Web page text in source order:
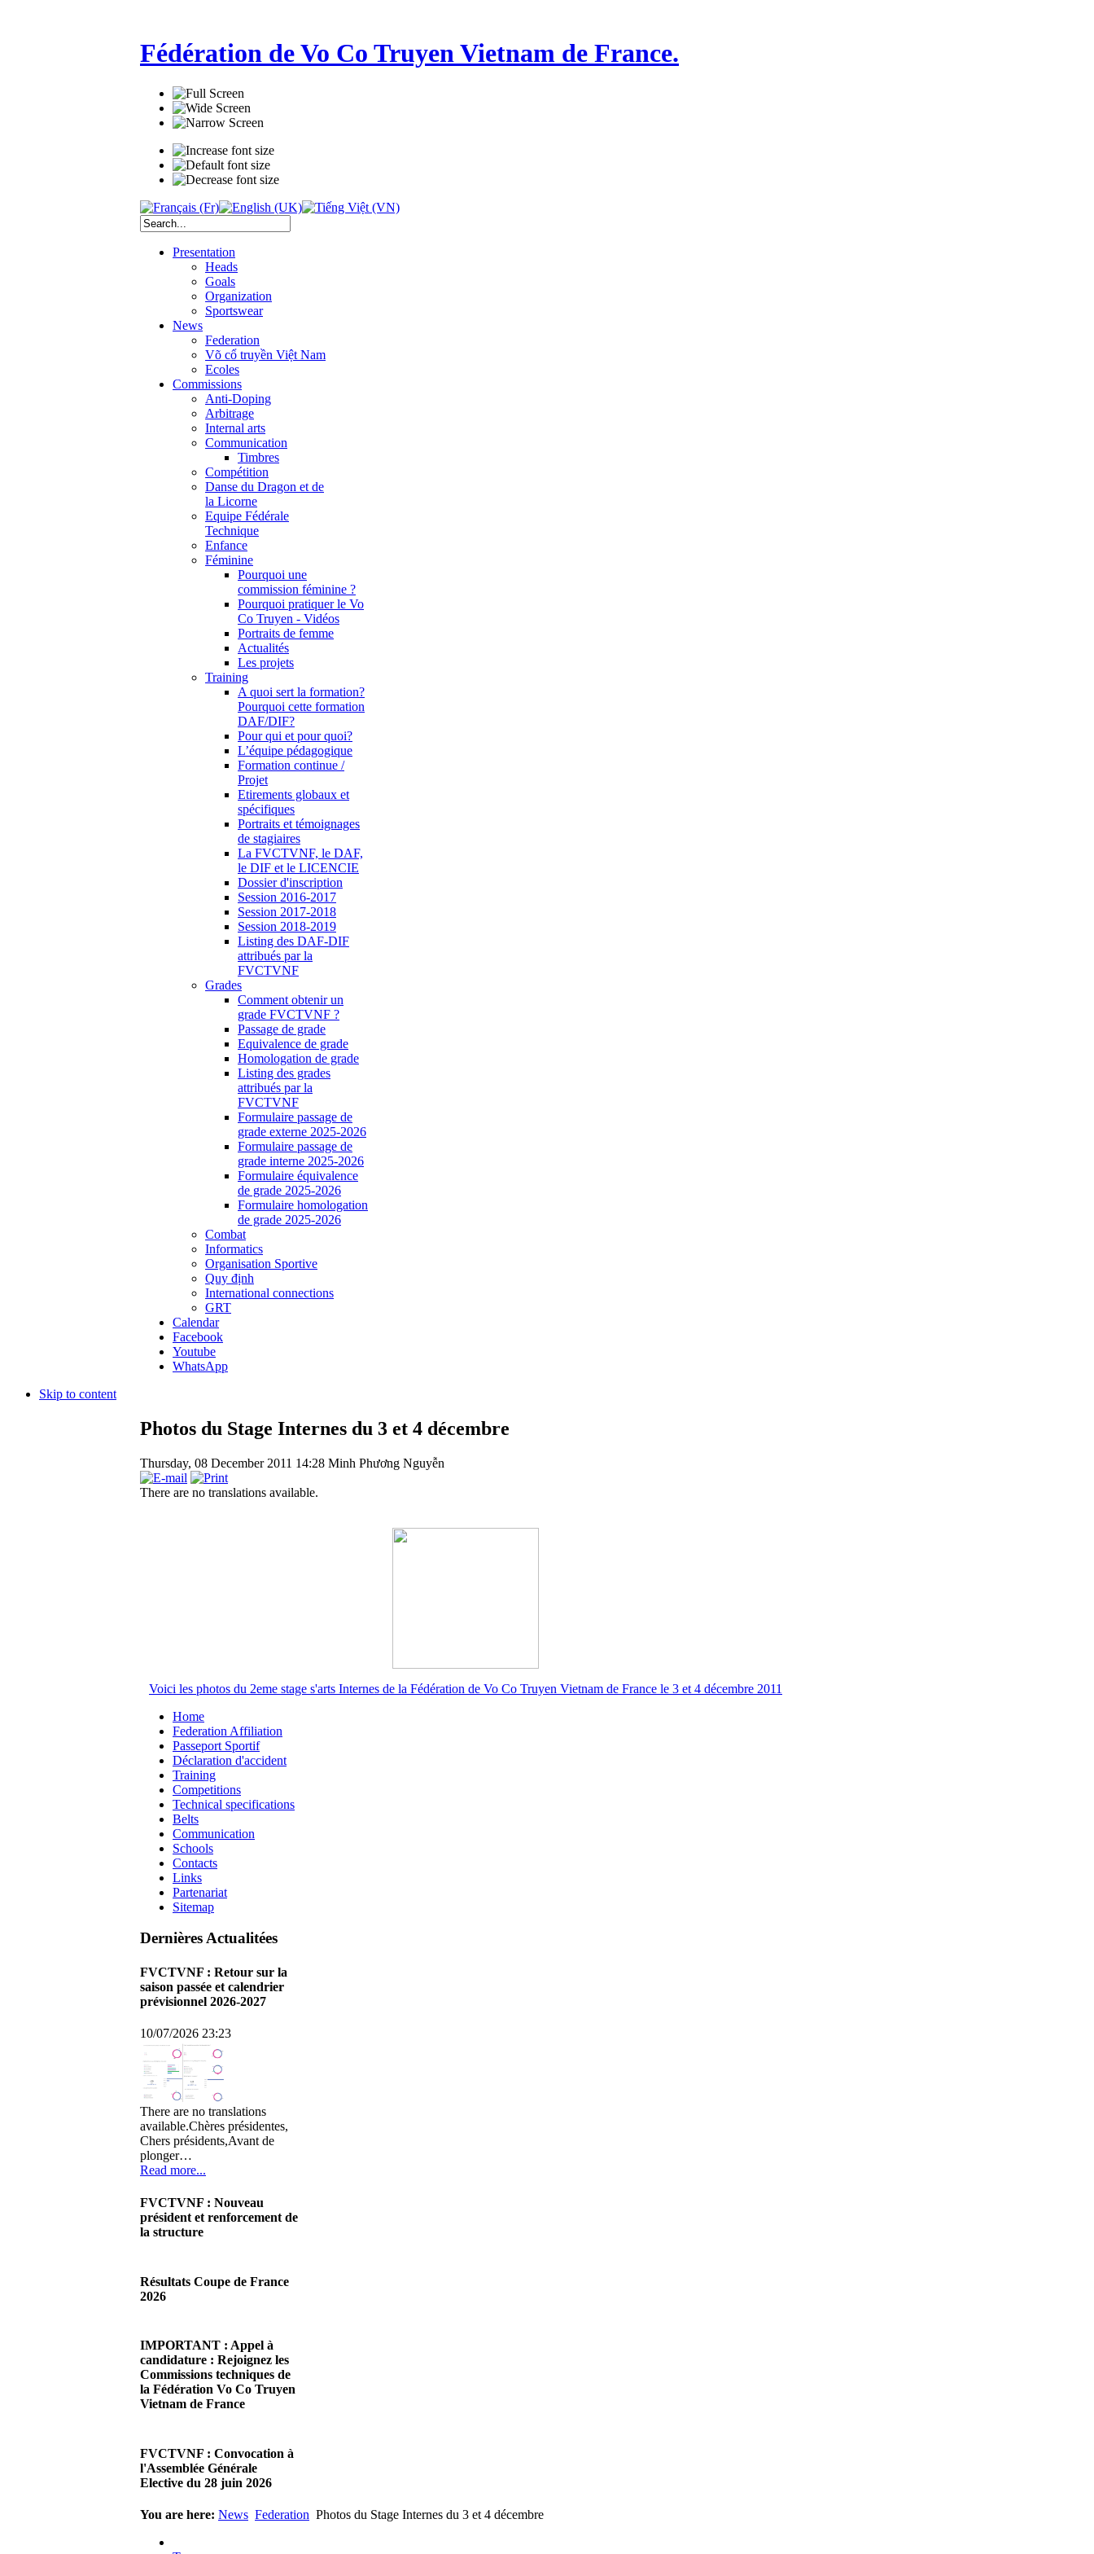
Fédération de Vo Co Truyen Vietnam de France.
Presentation
Heads
Goals
Organization
Sportswear
News
Federation
Võ cổ truyền Việt Nam
Ecoles
Commissions
Anti-Doping
Arbitrage
Internal arts
Communication
Timbres
Compétition
Danse du Dragon et de
la Licorne
Equipe Fédérale
Technique
Enfance
Féminine
Pourquoi une
commission féminine ?
Pourquoi pratiquer le Vo
Co Truyen - Vidéos
Portraits de femme
Actualités
Les projets
Training
A quoi sert la formation?
Pourquoi cette formation
DAF/DIF?
Pour qui et pour quoi?
L’équipe pédagogique
Formation continue /
Projet
Etirements globaux et
spécifiques
Portraits et témoignages
de stagiaires
La FVCTVNF, le DAF,
le DIF et le LICENCIE
Dossier d'inscription
Session 2016-2017
Session 2017-2018
Session 2018-2019
Listing des DAF-DIF
attribués par la
FVCTVNF
Grades
Comment obtenir un
grade FVCTVNF ?
Passage de grade
Equivalence de grade
Homologation de grade
Listing des grades
attribués par la
FVCTVNF
Formulaire passage de
grade externe 2025-2026
Formulaire passage de
grade interne 2025-2026
Formulaire équivalence
de grade 2025-2026
Formulaire homologation
de grade 2025-2026
Combat
Informatics
Organisation Sportive
Quy định
International connections
GRT
Calendar
Facebook
Youtube
WhatsApp
Skip to content
Photos du Stage Internes du 3 et 4 décembre
Thursday, 08 December 2011 14:28 Minh Phương Nguyễn
There are no translations available.
Voici les photos du 2eme stage s'arts Internes de la Fédération de Vo Co Truyen Vietnam de France le 3 et 4 décembre 2011
Home
Federation Affiliation
Passeport Sportif
Déclaration d'accident
Training
Competitions
Technical specifications
Belts
Communication
Schools
Contacts
Links
Partenariat
Sitemap
Dernières Actualitées
FVCTVNF : Retour sur la
saison passée et calendrier
prévisionnel 2026-2027
10/07/2026 23:23
There are no translations
available.Chères présidentes,
Chers présidents,Avant de
plonger…
Read more...
FVCTVNF : Nouveau
président et renforcement de
la structure
There are no translations
available.Chères Présidentes,
Read more...
Résultats Coupe de France
2026
There are no translations
available.Cliquez sur ce lien
pour accéder aux résultats
Read more...
IMPORTANT : Appel à
candidature : Rejoignez les
Commissions techniques de
la Fédération Vo Co Truyen
Vietnam de France
There are no translations
available.Madame la
Présidente, Monsieur le
Read more...
FVCTVNF : Convocation à
l'Assemblée Générale
Elective du 28 juin 2026
23/05/2026 23:00
available.Chères Présidentes,
You are here: News Federation Photos du Stage Internes du 3 et 4 décembre